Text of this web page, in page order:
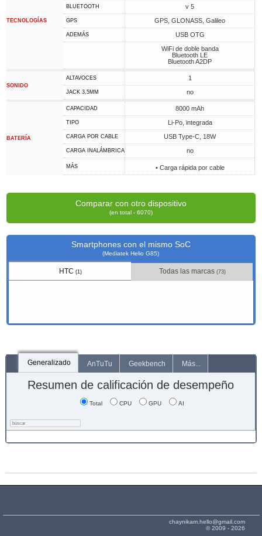
TECNOLOGÍAS
BLUETOOTH v 5
GPS GPS, GLONASS, Galileo
ADEMÁS
USB OTG
WiFi de doble banda
Bluetooth LE
Bluetooth A2DP
SONIDO
ALTAVOCES 1
JACK 3,5MM no
BATERÍA
CAPACIDAD 8000 mAh
TIPO Li-Po, integrada
CARGA POR CABLE USB Type-C, 18W
CARGA INALÁMBRICA no
MÁS • Carga rápida por cable
Comparar con otro dispositivo
(en total - 6070)
Smartphones con el mismo SoC
(Mediatek Helio G85)
HTC (1) Todas las marcas (73)
Generalizado AnTuTu Geekbench Más...
Resumen de calificación de desempeño
Total CPU GPU AI
chaynikam.hello@gmail.com
© 2009 - 2026